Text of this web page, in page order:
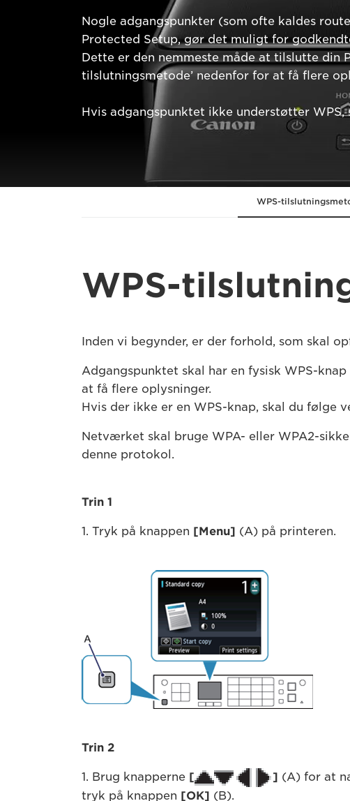
Nogle adgangspunkter (som ofte kaldes
Protected Setup, gør det muligt for
Dette er den nemmeste måde at tilslutte din
tilslutningsmetode’ nedenfor for at få flere
Hvis adgangspunktet ikke understøtter
WPS-
WPS-
Inden vi begynder, er der forhold, som skal
Adgangspunktet skal har en fysisk WPS-
at få flere oplysninger.
Hvis der ikke er en WPS-knap, skal du følge
Netværket skal bruge WPA- eller WPA2-
denne protokol.
Trin 1
1. Tryk på knappen [Menu] (A) på printeren.
Trin 2
1. Brug knapperne [ ] (A) for at
tryk på knappen [OK] (B).